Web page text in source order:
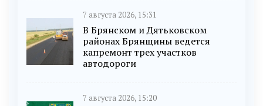
7 августа 2026, 15:31
В Брянском и Дятьковском
районах Брянщины ведется
капремонт трех участков
автодороги
7 августа 2026, 15:20